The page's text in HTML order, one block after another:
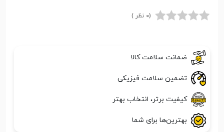
(0 نظر )
ضمانت سلامت کالا
تضمین سلامت فیزیکی
کیفیت برتر، انتخاب بهتر
بهترین‌ها برای شما